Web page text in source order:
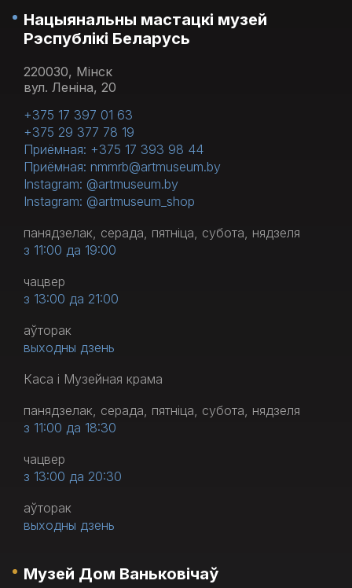
Нацыянальны мастацкі музей
Рэспублікі Беларусь
220030, Мінск
вул. Леніна, 20
+375 17 397 01 63
+375 29 377 78 19
Приёмная: +375 17 393 98 44
Приёмная: nmmrb@artmuseum.by
Instagram: @artmuseum.by
Instagram: @artmuseum_shop
панядзелак, серада, пятніца, субота, нядзеля
з 11:00 да 19:00
чацвер
з 13:00 да 21:00
аўторак
выходны дзень
Каса і Музейная крама
панядзелак, серада, пятніца, субота, нядзеля
з 11:00 да 18:30
чацвер
з 13:00 да 20:30
аўторак
выходны дзень
Музей Дом Ваньковічаў